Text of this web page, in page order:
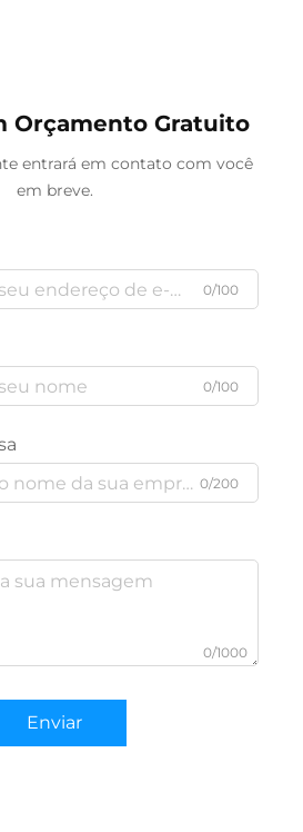
Orçamento Gratuito
entrará em contato com você
em breve.
0/100
0/100
0/200
0/1000
Enviar